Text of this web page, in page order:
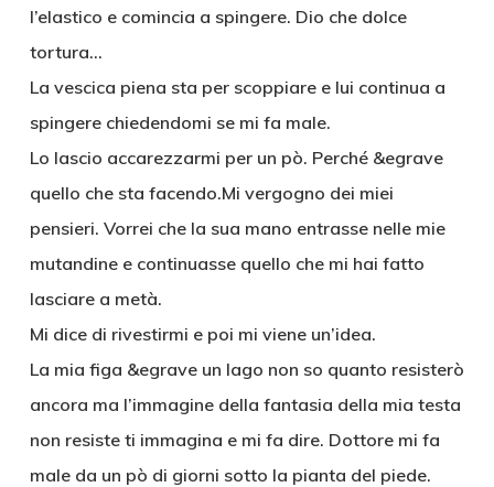
l’elastico e comincia a spingere. Dio che dolce
tortura…
La vescica piena sta per scoppiare e lui continua a
spingere chiedendomi se mi fa male.
Lo lascio accarezzarmi per un pò. Perché &egrave
quello che sta facendo.Mi vergogno dei miei
pensieri. Vorrei che la sua mano entrasse nelle mie
mutandine e continuasse quello che mi hai fatto
lasciare a metà.
Mi dice di rivestirmi e poi mi viene un’idea.
La mia figa &egrave un lago non so quanto resisterò
ancora ma l’immagine della fantasia della mia testa
non resiste ti immagina e mi fa dire. Dottore mi fa
male da un pò di giorni sotto la pianta del piede.